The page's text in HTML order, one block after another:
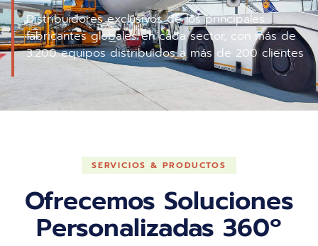
Distribuidores exclusivos de los principales
fabricantes globales en cada sector, con más de
3.200 equipos distribuidos a más de 200 clientes
SERVICIOS & PRODUCTOS
Ofrecemos Soluciones
Personalizadas 360º